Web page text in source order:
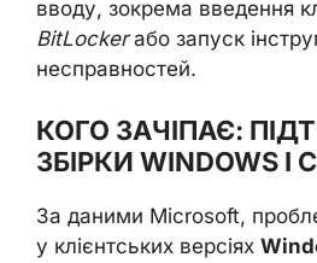
вводу, зокрема введення
BitLockerабо запуск
несправностей.
КОГО ЗАЧІПАЄ:
ЗБІРКИ WINDOWS І
За даними Microsoft,
у клієнтських версіях